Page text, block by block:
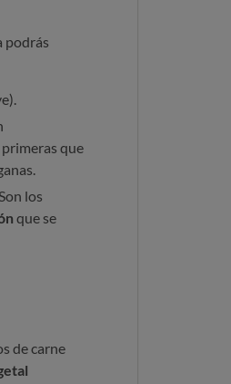
podrás
primeras que
los
que se
de carne